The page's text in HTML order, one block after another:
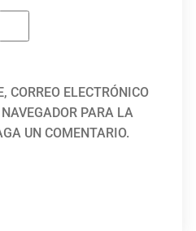
CORREO ELECTRÓNICO
PARA LA
UN COMENTARIO.